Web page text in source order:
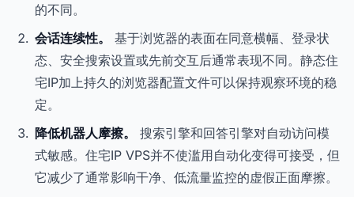
的不同。
会话连续性。
基于浏览器的表面在同意横幅、登录状
态、安全搜索设置或先前交互后通常表现不同。静态住
宅IP加上持久的浏览器配置文件可以保持观察环境的稳
定。
降低机器人摩擦。
搜索引擎和回答引擎对自动访问模
式敏感。住宅IP VPS并不使滥用自动化变得可接受，但
它减少了通常影响干净、低流量监控的虚假正面摩擦。